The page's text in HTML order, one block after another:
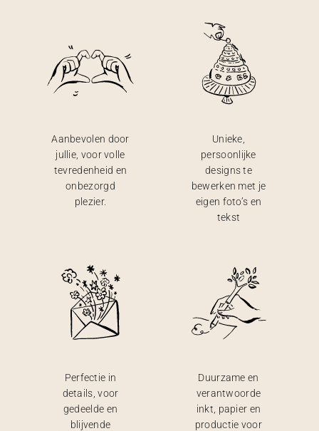
Aanbevolen door
jullie, voor volle
tevredenheid en
onbezorgd
plezier.
Unieke,
persoonlijke
designs te
bewerken met je
eigen foto’s en
tekst
Perfectie in
details, voor
gedeelde en
blijvende
Duurzame en
verantwoorde
inkt, papier en
productie voor